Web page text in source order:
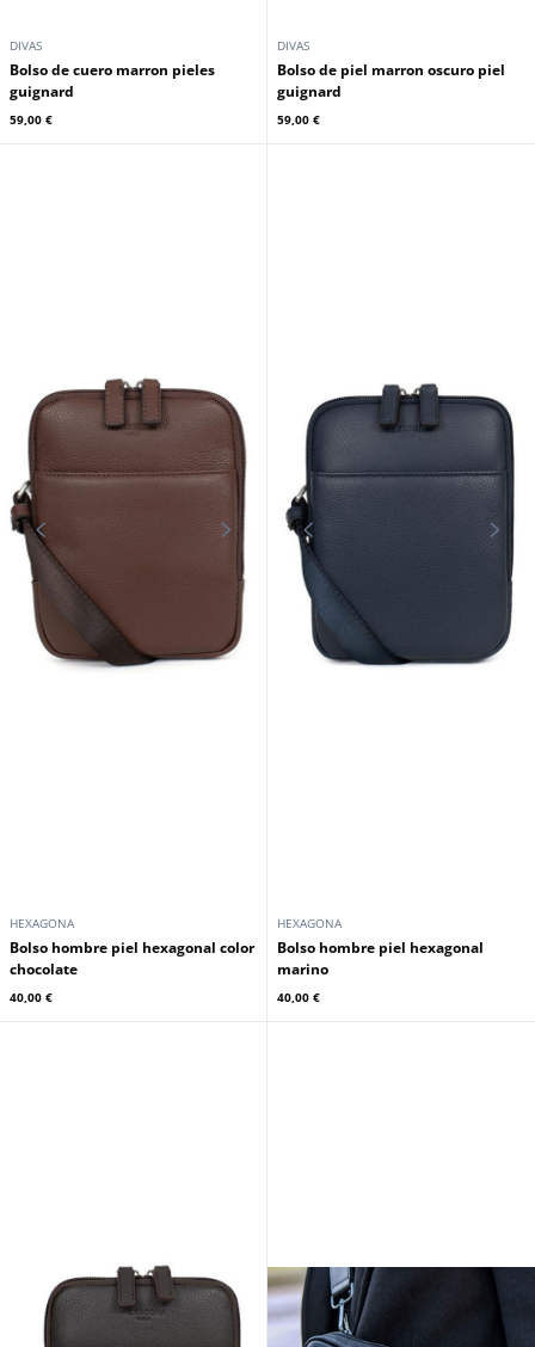
DIVAS
Bolso de cuero marron pieles
guignard
59,00 €
DIVAS
Bolso de piel marron oscuro piel
guignard
59,00 €
HEXAGONA
Bolso hombre piel hexagonal color
chocolate
40,00 €
HEXAGONA
Bolso hombre piel hexagonal
marino
40,00 €